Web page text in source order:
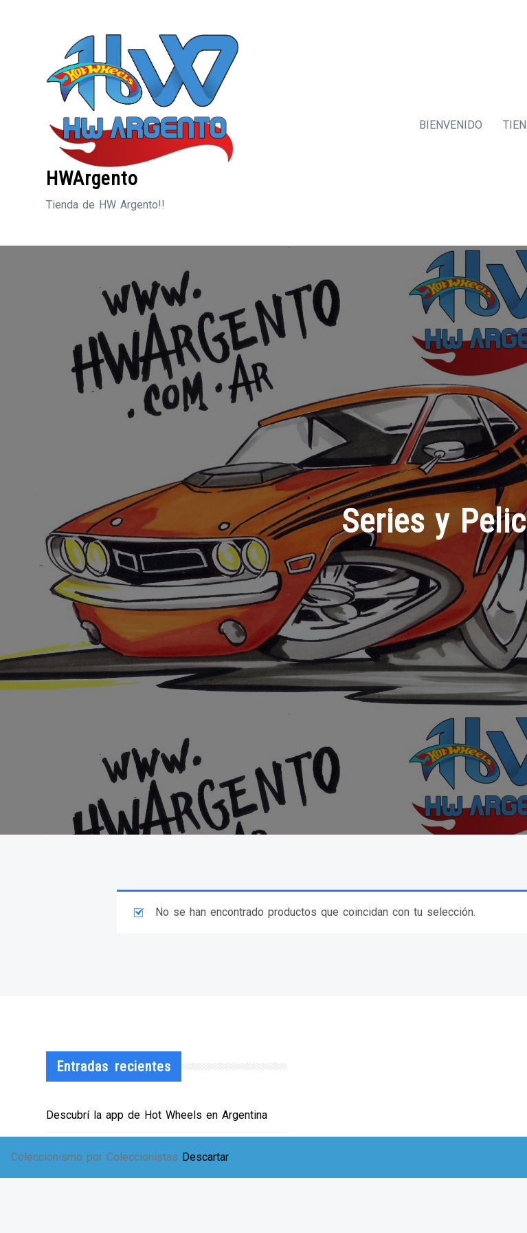
Coleccionismo por Coleccionistas Descartar
HWArgento
Tienda de HW Argento!!
BIENVENIDO
Series y
No se han encontrado productos que coincidan con tu selección.
Entradas recientes
Descubrí la app de Hot Wheels en Argentina
EXPO SOLIDARIA